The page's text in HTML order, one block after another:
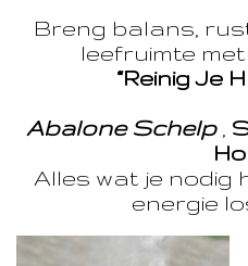
Breng balans,
leefruimte
“Reinig Je
Abalone Schelp,
Alles wat je nodig
energie